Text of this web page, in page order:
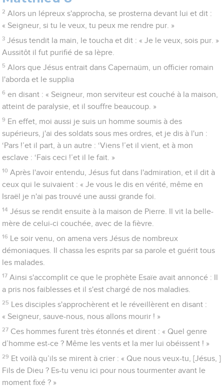
2 Alors un lépreux s'approcha, se prosterna devant lui et dit :
« Seigneur, si tu le veux, tu peux me rendre pur. »
3 Jésus tendit la main, le toucha et dit : « Je le veux, sois pur. »
Aussitôt il fut purifié de sa lèpre.
5 Alors que Jésus entrait dans Capernaüm, un officier romain
l'aborda et le supplia
6 en disant : « Seigneur, mon serviteur est couché à la maison,
atteint de paralysie, et il souffre beaucoup. »
9 En effet, moi aussi je suis un homme soumis à des
supérieurs, j'ai des soldats sous mes ordres, et je dis à l'un :
‘Pars !’et il part, à un autre : ‘Viens !’et il vient, et à mon
esclave : ‘Fais ceci !’et il le fait. »
10 Après l'avoir entendu, Jésus fut dans l'admiration, et il dit à
ceux qui le suivaient : « Je vous le dis en vérité, même en
Israël je n'ai pas trouvé une aussi grande foi.
14 Jésus se rendit ensuite à la maison de Pierre. Il vit la belle-
mère de celui-ci couchée, avec de la fièvre.
16
Le soir venu, on amena vers Jésus de nombreux
démoniaques. Il chassa les esprits par sa parole et guérit tous
les malades.
17 Ainsi s'accomplit ce que le prophète Esaïe avait annoncé : Il
a pris nos faiblesses et il s'est chargé de nos maladies.
25
Les disciples s'approchèrent et le réveillèrent en disant :
« Seigneur, sauve-nous, nous allons mourir ! »
27 Ces hommes furent très étonnés et dirent : « Quel genre
d’homme est-ce ? Même les vents et la mer lui obéissent ! »
29 Et voilà qu’ils se mirent à crier : « Que nous veux-tu, [Jésus, ]
Fils de Dieu ? Es-tu venu ici pour nous tourmenter avant le
moment fixé ? »